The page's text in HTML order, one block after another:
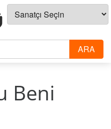
Beni